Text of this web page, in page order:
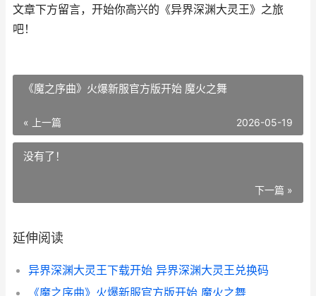
文章下方留言，开始你高兴的《异界深渊大灵王》之旅
吧！
《魔之序曲》火爆新服官方版开始 魔火之舞
« 上一篇 2026-05-19
没有了！
下一篇 »
延伸阅读
异界深渊大灵王下载开始 异界深渊大灵王兑换码
《魔之序曲》火爆新服官方版开始 魔火之舞